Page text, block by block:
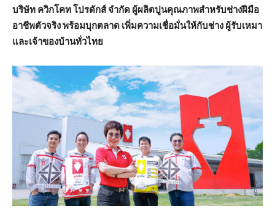
บริษัท ควิกโคท โปรดักส์ จำกัด ผู้ผลิตปูนคุณภาพสำหรับช่างฝีมือ
อาชีพตัวจริง พร้อมบุกตลาด เพิ่มความเชื่อมั่นให้กับช่าง ผู้รับเหมา
และเจ้าของบ้านทั่วไทย